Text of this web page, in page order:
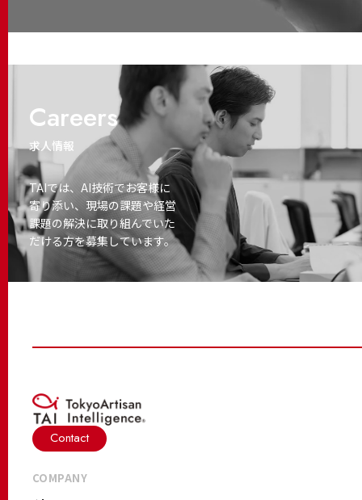
Careers
求人情報
TAIでは、AI技術でお客様に
寄り添い、 現場の課題や経営
課題の解決に取り組んでいた
だける方を募集しています。
Contact
COMPANY